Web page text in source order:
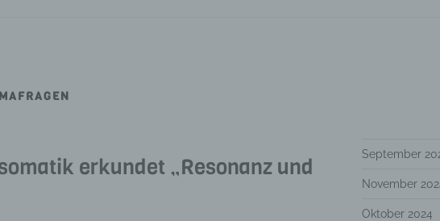
erkundet „Resonanz und
September
November
Oktober 2024